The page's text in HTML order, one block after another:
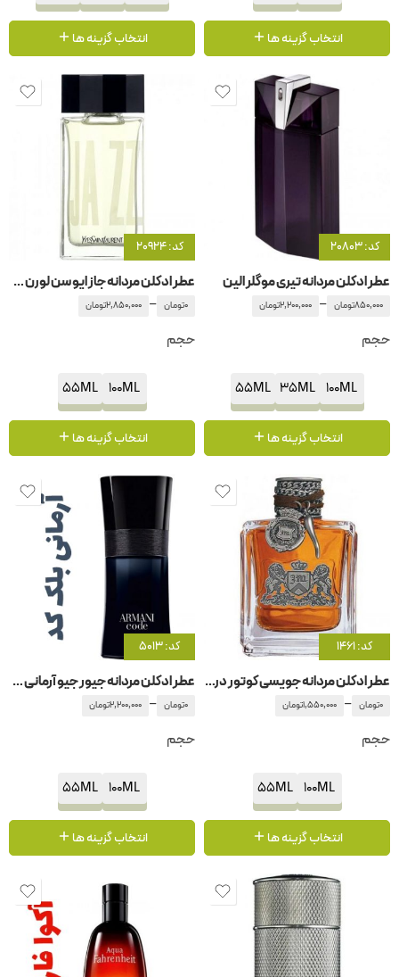
انتخاب گزینه ها انتخاب گزینه ها
کد: 20803
عطر ادکلن مردانه تیری موگلر الین
850,000تومان –
2,200,000تومان
حجم
100ML
35ML
55ML
انتخاب گزینه ها
کد: 20924
عطر ادکلن مردانه جاز ایو سن لورن – ایفسن لورن
0تومان –
2,850,000تومان
حجم
100ML
55ML
انتخاب گزینه ها
کد: 1461
عطر ادکلن مردانه جویسی کوتور درتی انگلیش
0تومان –
1,550,000تومان
حجم
100ML
55ML
انتخاب گزینه ها
کد: 5013
عطر ادکلن مردانه جیور جیو آرمانی -جورجیو آرمانی بلک کد
0تومان –
2,200,000تومان
حجم
100ML
55ML
انتخاب گزینه ها